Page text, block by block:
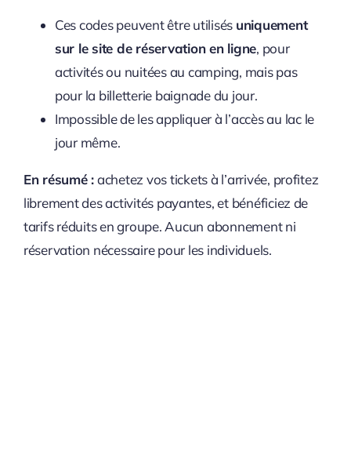
Ces codes peuvent être utilisés uniquement
sur le site de réservation en ligne, pour
activités ou nuitées au camping, mais pas
pour la billetterie baignade du jour.
Impossible de les appliquer à l’accès au lac le
jour même.
En résumé :achetez vos tickets à l’arrivée, profitez
librement des activités payantes, et bénéficiez de
tarifs réduits en groupe. Aucun abonnement ni
réservation nécessaire pour les individuels.